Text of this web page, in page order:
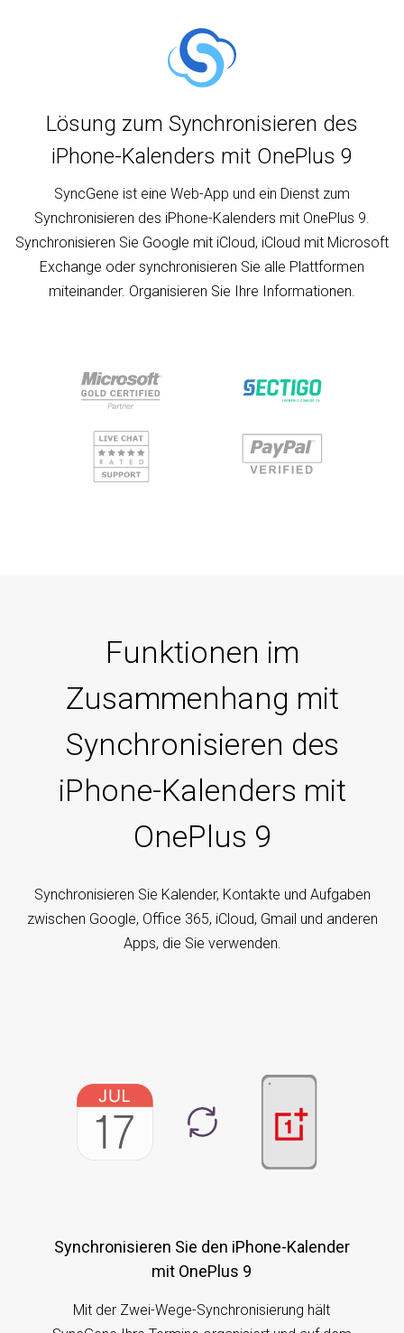
Lösung zum Synchronisieren des
iPhone-Kalenders mit OnePlus 9
SyncGene ist eine Web-App und ein Dienst zum
Synchronisieren des iPhone-Kalenders mit OnePlus 9.
Synchronisieren Sie Google mit iCloud, iCloud mit Microsoft
Exchange oder synchronisieren Sie alle Plattformen
miteinander. Organisieren Sie Ihre Informationen.
Funktionen im
Zusammenhang mit
Synchronisieren des
iPhone-Kalenders mit
OnePlus 9
Synchronisieren Sie Kalender, Kontakte und Aufgaben
zwischen Google, Office 365, iCloud, Gmail und anderen
Apps, die Sie verwenden.
Synchronisieren Sie den iPhone-Kalender
mit OnePlus 9
Mit der Zwei-Wege-Synchronisierung hält